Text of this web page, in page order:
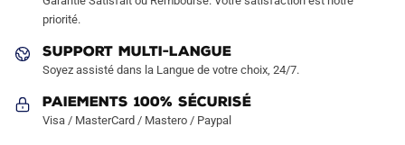
page
produit
priorité.
SUPPORT MULTI-LANGUE
Soyez assisté dans la Langue de votre choix, 24/7.
Paiements 100% Sécurisé
Visa / MasterCard / Mastero / Paypal